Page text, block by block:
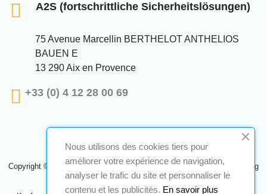
A2S (fortschrittliche Sicherheitslösungen)
75 Avenue Marcellin BERTHELOT ANTHELIOS
BAUEN E
13 290 Aix en Provence
+33 (0) 4 12 28 00 69
Copyright © 2024 A2S ATEX. Alle Rechte vorbehalten. Eine Realisierung
Navilog
Nous utilisons des cookies tiers pour
améliorer votre expérience de navigation,
analyser le trafic du site et personnaliser le
contenu et les publicités. En savoir plus